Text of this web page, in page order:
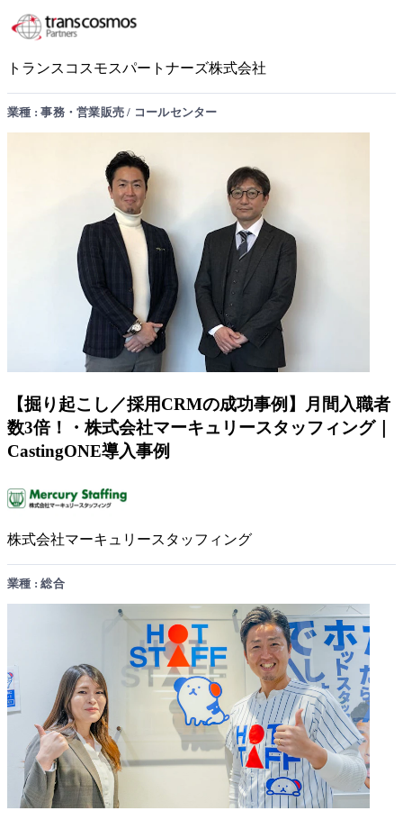
トランスコスモスパートナーズ株式会社
業種 : 事務・営業販売 / コールセンター
【掘り起こし／採用CRMの成功事例】月間入職者
数3倍！・株式会社マーキュリースタッフィング｜
CastingONE導入事例
株式会社マーキュリースタッフィング
業種 : 総合